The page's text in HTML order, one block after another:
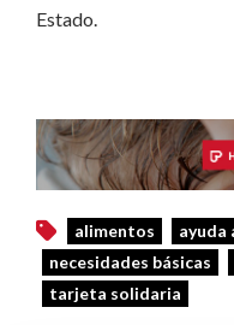
Estado.
alimentos ayuda
necesidades básicas
tarjeta solidaria